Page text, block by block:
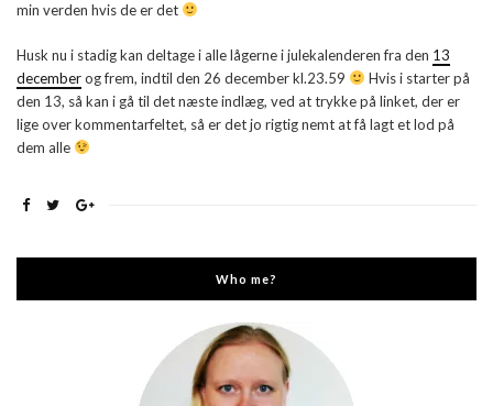
min verden hvis de er det
Husk nu i stadig kan deltage i alle lågerne i julekalenderen fra den 13
decemberog frem, indtil den 26 december kl.23.59
Hvis i starter på
den 13, så kan i gå til det næste indlæg, ved at trykke på linket, der er
lige over kommentarfeltet, så er det jo rigtig nemt at få lagt et lod på
dem alle
Who me?